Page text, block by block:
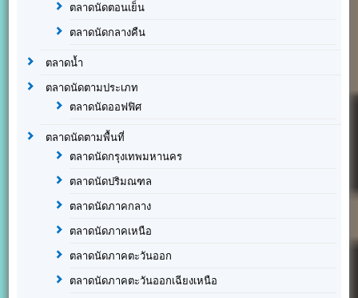
ตลาดนัดตอนเย็น
ตลาดนัดกลางคืน
ตลาดน้ำ
ตลาดนัดตามประเภท
ตลาดนัดออฟฟิศ
ตลาดนัดตามพื้นที่
ตลาดนัดกรุงเทพมหานคร
ตลาดนัดปริมณฑล
ตลาดนัดภาคกลาง
ตลาดนัดภาคเหนือ
ตลาดนัดภาคตะวันออก
ตลาดนัดภาคตะวันออกเฉียงเหนือ